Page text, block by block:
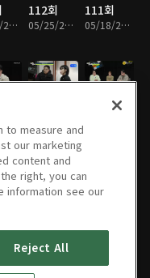
06/01/2026 • 1시간 52분
112회
05/25/2026 • 1시간 50분
111회
05/18/2026 • 1시간 53분
105회
100회 99회
to measure and
our marketing
content and
right, you can
information see our
Reject All